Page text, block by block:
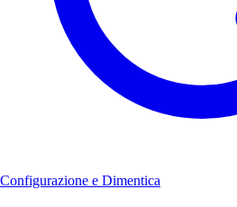
Configurazione e Dimentica